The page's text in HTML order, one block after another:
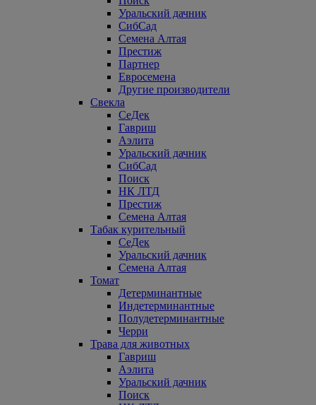
Уральский дачник
СибСад
Семена Алтая
Престиж
Партнер
Евросемена
Другие производители
Свекла
СеДек
Гавриш
Аэлита
Уральский дачник
СибСад
Поиск
НК ЛТД
Престиж
Семена Алтая
Табак курительный
СеДек
Уральский дачник
Семена Алтая
Томат
Детерминантные
Индетерминантные
Полудетерминантные
Черри
Трава для животных
Гавриш
Аэлита
Уральский дачник
Поиск